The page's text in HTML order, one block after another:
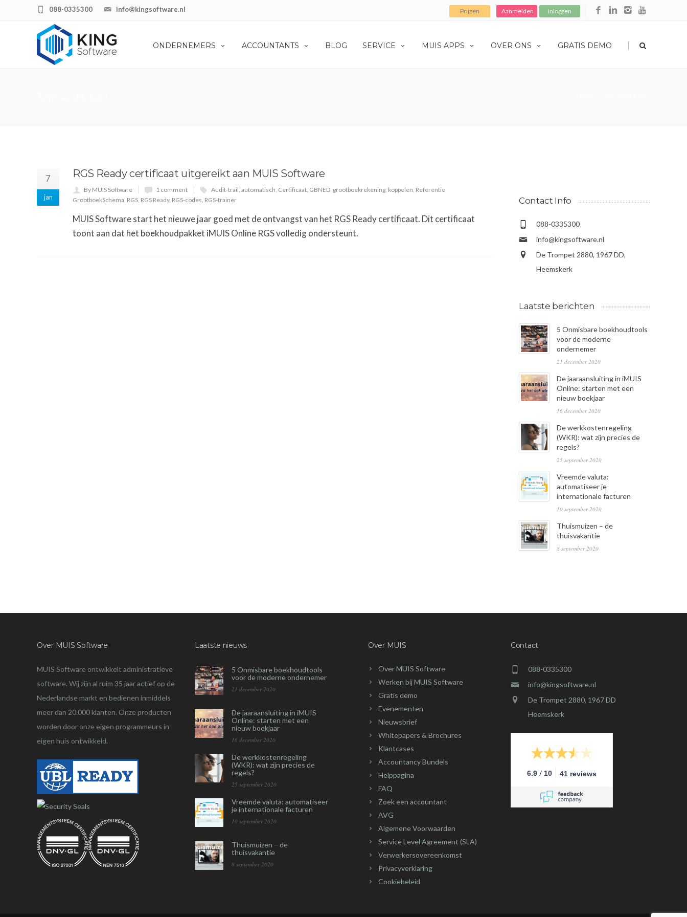
info@kingsoftware.nl
088-0335300 Prijzen Aanmelden Inloggen
ONDERNEMERS ACCOUNTANTS BLOG SERVICE MUIS APPS OVER ONS GRATIS DEMO |
7
jan
RGS Ready certificaat uitgereikt aan MUIS Software
By MUIS Software 1 comment Audit-trail, automatisch, Certificaat, GBNED, grootboekrekening, koppelen, Referentie
GrootboekSchema, RGS, RGS Ready, RGS-codes, RGS-trainer
MUIS Software start het nieuwe jaar goed met de ontvangst van het RGS Ready certificaat. Dit certificaat
toont aan dat het boekhoudpakket iMUIS Online RGS volledig ondersteunt.
Contact Info
088-0335300
info@kingsoftware.nl
De Trompet 2880, 1967 DD,
Heemskerk
Laatste berichten
5 Onmisbare boekhoudtools
voor de moderne
ondernemer
21 december 2020
De jaaraansluiting in iMUIS
Online: starten met een
nieuw boekjaar
16 december 2020
De werkkostenregeling
(WKR): wat zijn precies de
regels?
25 september 2020
Vreemde valuta:
automatiseer je
internationale facturen
10 september 2020
Thuismuizen – de
thuisvakantie
8 september 2020
Over MUIS Software
MUIS Software ontwikkelt administratieve
software. Wij zijn al ruim 35 jaar actief op de
Nederlandse markt en bedienen inmiddels
meer dan 20.000 klanten. Onze producten
worden door onze eigen programmeurs in
eigen huis ontwikkeld.
Laatste nieuws
5 Onmisbare boekhoudtools
voor de moderne ondernemer
21 december 2020
De jaaraansluiting in iMUIS
Online: starten met een
nieuw boekjaar
16 december 2020
De werkkostenregeling
(WKR): wat zijn precies de
regels?
25 september 2020
Vreemde valuta: automatiseer
je internationale facturen
10 september 2020
Thuismuizen – de
thuisvakantie
8 september 2020
Over MUIS
Over MUIS Software
Werken bij MUIS Software
Gratis demo
Evenementen
Nieuwsbrief
Whitepapers & Brochures
Klantcases
Accountancy Bundels
Helppagina
FAQ
Zoek een accountant
AVG
Algemene Voorwaarden
Service Level Agreement (SLA)
Verwerkersovereenkomst
Privacyverklaring
Cookiebeleid
Contact
088-0335300
info@kingsoftware.nl
De Trompet 2880, 1967 DD
Heemskerk
6.9 / 10 41 reviews